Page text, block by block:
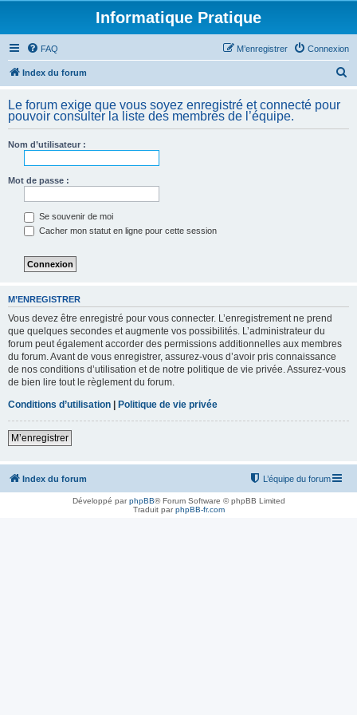
Informatique Pratique
FAQ Connexion
M’enregistrer
Index du forum
h
Le forum exige que vous soyez enregistré et connecté pour
pouvoir consulter la liste des membres de l’équipe.
Nom d’utilisateur :
Mot de passe :
Se souvenir de moi
Cacher mon statut en ligne pour cette session
M’ENREGISTRER
Vous devez être enregistré pour vous connecter. L’enregistrement ne prend
que quelques secondes et augmente vos possibilités. L’administrateur du
forum peut également accorder des permissions additionnelles aux membres
du forum. Avant de vous enregistrer, assurez-vous d’avoir pris connaissance
de nos conditions d’utilisation et de notre politique de vie privée. Assurez-vous
de bien lire tout le règlement du forum.
Conditions d’utilisation | Politique de vie privée
M’enregistrer
Index du forum L’équipe du forum
Développé parphpBB® Forum Software © phpBB Limited
Traduit parphpBB-fr.com